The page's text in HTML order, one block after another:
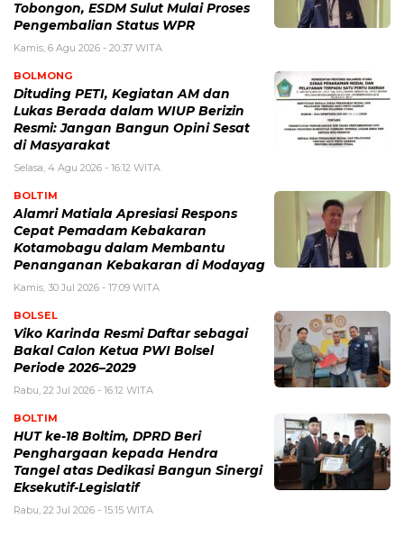
Tobongon, ESDM Sulut Mulai Proses
Pengembalian Status WPR
Kamis, 6 Agu 2026 - 20:37 WITA
BOLMONG
Dituding PETI, Kegiatan AM dan
Lukas Berada dalam WIUP Berizin
Resmi: Jangan Bangun Opini Sesat
di Masyarakat
Selasa, 4 Agu 2026 - 16:12 WITA
BOLTIM
Alamri Matiala Apresiasi Respons
Cepat Pemadam Kebakaran
Kotamobagu dalam Membantu
Penanganan Kebakaran di Modayag
Kamis, 30 Jul 2026 - 17:09 WITA
BOLSEL
Viko Karinda Resmi Daftar sebagai
Bakal Calon Ketua PWI Bolsel
Periode 2026–2029
Rabu, 22 Jul 2026 - 16:12 WITA
BOLTIM
HUT ke-18 Boltim, DPRD Beri
Penghargaan kepada Hendra
Tangel atas Dedikasi Bangun Sinergi
Eksekutif-Legislatif
Rabu, 22 Jul 2026 - 15:15 WITA